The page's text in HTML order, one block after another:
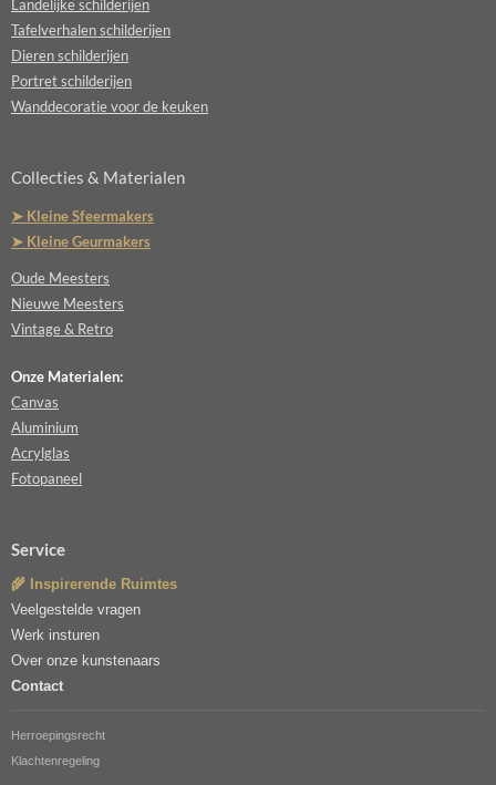
Landelijke schilderijen
Tafelverhalen schilderijen
Dieren schilderijen
Portret schilderijen
Wanddecoratie voor de keuken
Collecties & Materialen
➤ Kleine Sfeermakers
➤ Kleine Geurmakers
Oude Meesters
Nieuwe Meesters
Vintage & Retro
Onze Materialen:
Canvas
Aluminium
Acrylglas
Fotopaneel
Service
🌾 Inspirerende Ruimtes
Veelgestelde vragen
Werk insturen
Over onze kunstenaars
Contact
Herroepingsrecht
Klachtenregeling